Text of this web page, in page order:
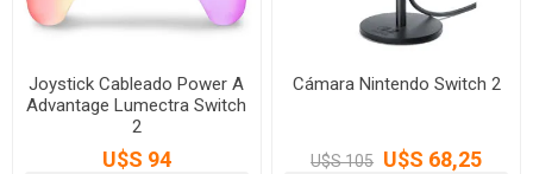
Joystick Cableado Power A
Advantage Lumectra Switch
2
U$S 94
Cámara Nintendo Switch 2
U$S 105 U$S 68,25